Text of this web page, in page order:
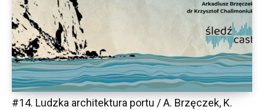
#14. Ludzka architektura portu / A. Brzęczek, K.